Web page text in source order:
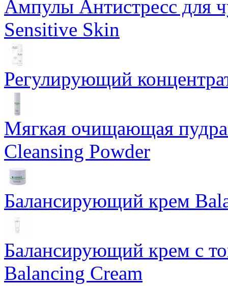
Ампулы Антистресс для
Sensitive Skin
Регулирующий
Мягкая очищающая
Cleansing Powder
Балансирующий крем
Балансирующий крем с
Balancing Cream